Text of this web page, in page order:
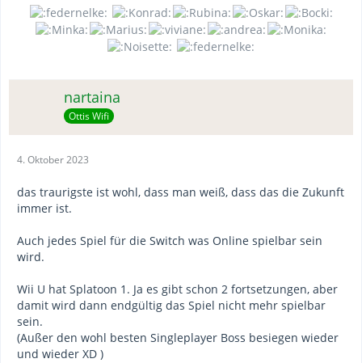
nartaina
Ottis Wifi
4. Oktober 2023
das traurigste ist wohl, dass man weiß, dass das die Zukunft
immer ist.
Auch jedes Spiel für die Switch was Online spielbar sein
wird.
Wii U hat Splatoon 1. Ja es gibt schon 2 fortsetzungen, aber
damit wird dann endgültig das Spiel nicht mehr spielbar
sein.
(Außer den wohl besten Singleplayer Boss besiegen wieder
und wieder XD )